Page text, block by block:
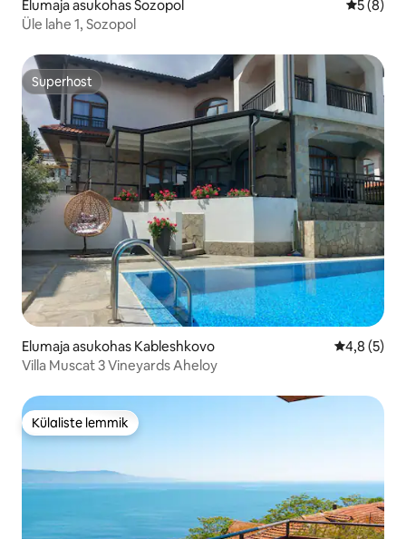
Elumaja asukohas Sozopol
5 (8)
Üle lahe 1, Sozopol
Superhost
Superhost
Elumaja asukohas Kableshkovo Keskmine
4,8 (5)
Villa Muscat 3 Vineyards Aheloy
Külaliste lemmik
Külaliste lemmik